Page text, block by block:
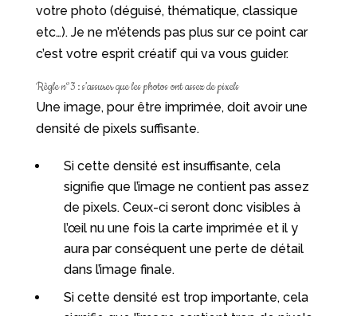
votre photo (déguisé, thématique, classique
etc…). Je ne m’étends pas plus sur ce point car
c’est votre esprit créatif qui va vous guider.
Règle n°3 : s’assurer que les photos ont assez de pixels
Une image, pour être imprimée, doit avoir une
densité de pixels suffisante.
Si cette densité est insuffisante, cela
signifie que l’image ne contient pas assez
de pixels. Ceux-ci seront donc visibles à
l’œil nu une fois la carte imprimée et il y
aura par conséquent une perte de détail
dans l’image finale.
Si cette densité est trop importante, cela